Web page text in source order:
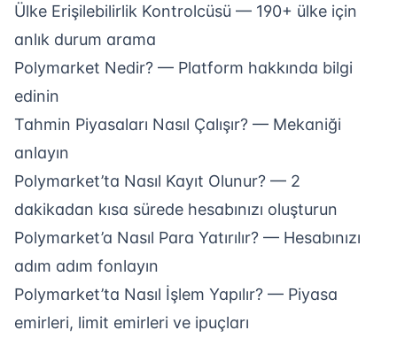
Ülke Erişilebilirlik Kontrolcüsü — 190+ ülke için
anlık durum arama
Polymarket Nedir? — Platform hakkında bilgi
edinin
Tahmin Piyasaları Nasıl Çalışır? — Mekaniği
anlayın
Polymarket’ta Nasıl Kayıt Olunur? — 2
dakikadan kısa sürede hesabınızı oluşturun
Polymarket’a Nasıl Para Yatırılır? — Hesabınızı
adım adım fonlayın
Polymarket’ta Nasıl İşlem Yapılır? — Piyasa
emirleri, limit emirleri ve ipuçları